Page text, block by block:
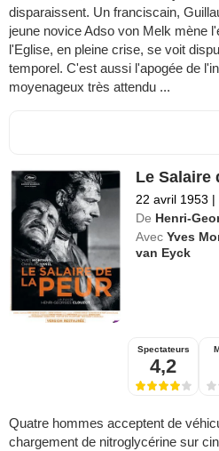
disparaissent. Un franciscain,
jeune novice Adso von Melk mène
l'Eglise, en pleine crise, se voit
temporel. C'est aussi l'apogée de
moyenageux très attendu ...
Le Salaire
22 avril 1953 |
De Henri-
Avec Yves
van Eyck
Spectateurs
4,2
Quatre hommes acceptent de
chargement de nitroglycérine sur